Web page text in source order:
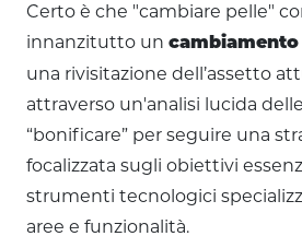
Certo è che "cambiare pelle"
innanzitutto un
una rivisitazione dell’assetto
attraverso un'analisi lucida
“bonificare” per seguire una
focalizzata sugli obiettivi
strumenti tecnologici
aree e funzionalità.